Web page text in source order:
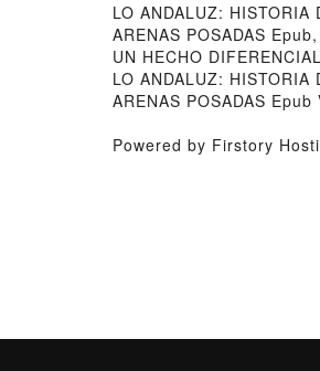
LO ANDALUZ: HISTORIA
ARENAS POSADAS
UN HECHO
LO ANDALUZ: HISTORIA
ARENAS POSADAS
Powered by Firstory